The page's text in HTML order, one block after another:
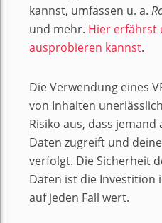
kannst, umfassen u. a.
und mehr. Hier erfährst
ausprobieren kannst.
Die Verwendung eines
von Inhalten
Risiko aus, dass
Daten zugreift und
verfolgt. Die Sicherheit
Daten ist die Investition
auf jeden Fall wert.